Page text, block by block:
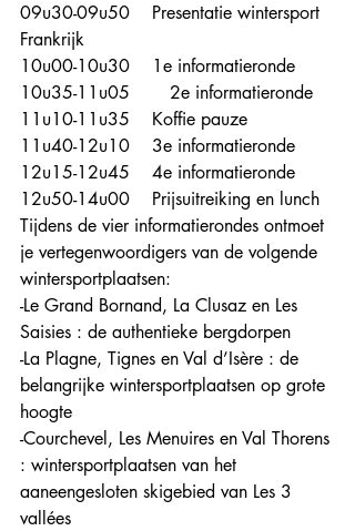
09u30-09u50    Presentatie wintersport
Frankrijk
10u00-10u30    1e informatieronde
10u35-11u05	   2e informatieronde
11u10-11u35    Koffie pauze
11u40-12u10    3e informatieronde
12u15-12u45    4e informatieronde
12u50-14u00    Prijsuitreiking en lunch
Tijdens de vier informatierondes ontmoet
je vertegenwoordigers van de volgende
wintersportplaatsen:
-Le Grand Bornand, La Clusaz en Les
Saisies : de authentieke bergdorpen
-La Plagne, Tignes en Val d’Isère : de
belangrijke wintersportplaatsen op grote
hoogte
-Courchevel, Les Menuires en Val Thorens
: wintersportplaatsen van het
aaneengesloten skigebied van Les 3
vallées